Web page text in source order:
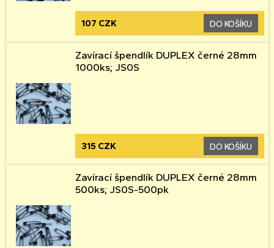
107 CZK DO KOŠÍKU
Zavírací špendlík DUPLEX černé 28mm
1000ks; JS0S
315 CZK DO KOŠÍKU
Zavírací špendlík DUPLEX černé 28mm
500ks; JS0S-500pk